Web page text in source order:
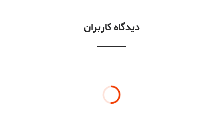
دیدگاه کاربران